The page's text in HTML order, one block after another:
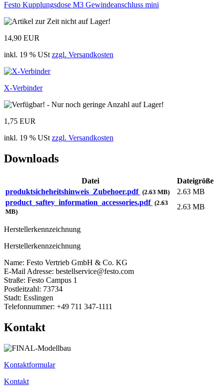
Festo Kupplungsdose M3 Gewindeanschluss mini
14,90 EUR
inkl. 19 % USt zzgl. Versandkosten
X-Verbinder
1,75 EUR
inkl. 19 % USt zzgl. Versandkosten
Downloads
Datei
Dateigröße
produktsicheheitshinweis_Zubehoer.pdf (2.63 MB)
2.63 MB
product_saftey_information_accessories.pdf (2.63
MB)
2.63 MB
Herstellerkennzeichnung
Herstellerkennzeichnung
Name: Festo Vertrieb GmbH & Co. KG
E-Mail Adresse: bestellservice@festo.com
Straße: Festo Campus 1
Postleitzahl: 73734
Stadt: Esslingen
Telefonnummer: +49 711 347-1111
Kontakt
Kontaktformular
Kontakt